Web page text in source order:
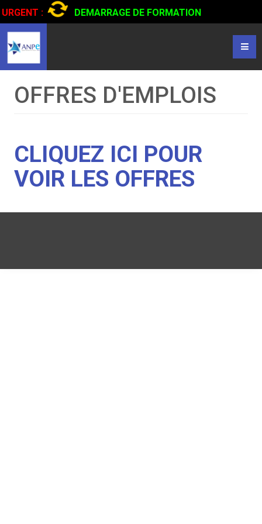
URGENT :
DEMARRAGE DE FORMATION
CERTIFIANTE EN CONDUITE DE CAMIONS...CLIQUER POUR
LIRE
OFFRES D'EMPLOIS
CLIQUEZ ICI POUR
VOIR LES OFFRES